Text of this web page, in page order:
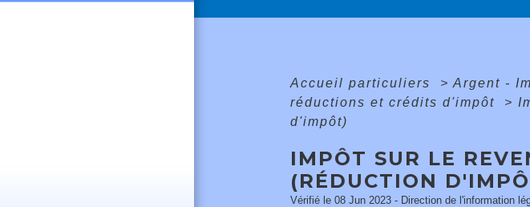
Accueil particuliers > Argent -
réductions et crédits d'impôt
>
d'impôt)
IMPÔT SUR LE
(RÉDUCTION
Vérifié le 08 Jun 2023 - Direction de l'information